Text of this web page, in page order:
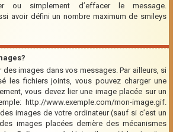
ou simplement d’effacer le message.
avoir défini un nombre maximum de smileys
des images dans vos messages. Par ailleurs, si
les fichiers joints, vous pouvez charger une
vous devez lier une image placée sur un
http://www.exemple.com/mon-image.gif.
images de votre ordinateur (sauf si c’est un
images placées derrière des mécanismes